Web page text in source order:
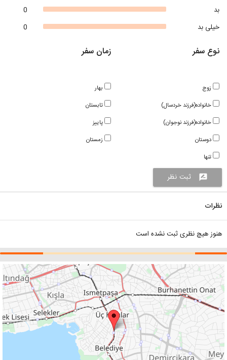
0
بد
0
خیلی بد
زمان سفر
بهار
تابستان
پاییز
زمستان
نوع سفر
زوج
خانواده(فرزند خردسال)
خانواده(فرزند نوجوان)
دوستان
تنها
rate_review ثبت نظر
نظرات
هنوز هیچ نظری ثبت نشده است